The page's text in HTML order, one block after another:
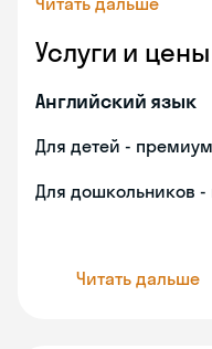
Услуги и цены
Английский язык
Для детей - премиум
Для дошкольников
Читать дальше